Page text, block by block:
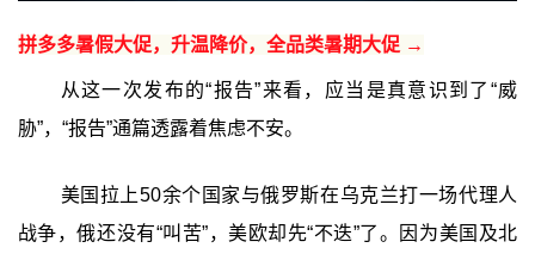
拼多多暑假大促，升温降价，全品类暑期大促 →
从这一次发布的“报告”来看，应当是真意识到了“威
胁”，“报告”通篇透露着焦虑不安。
美国拉上50余个国家与俄罗斯在乌克兰打一场代理人
战争，俄还没有“叫苦”，美欧却先“不迭”了。因为美国及北